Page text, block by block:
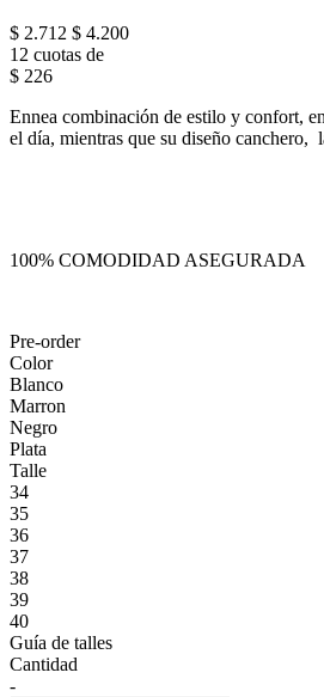
$ 2.712 $ 4.200
12 cuotas de
$ 226
Ennea combinación de estilo y confort,
el día, mientras que su diseño canchero,
100% COMODIDAD ASEGURADA
Pre-order
Color
Blanco
Marron
Negro
Plata
Talle
34
35
36
37
38
39
40
Guía de talles
Cantidad
-